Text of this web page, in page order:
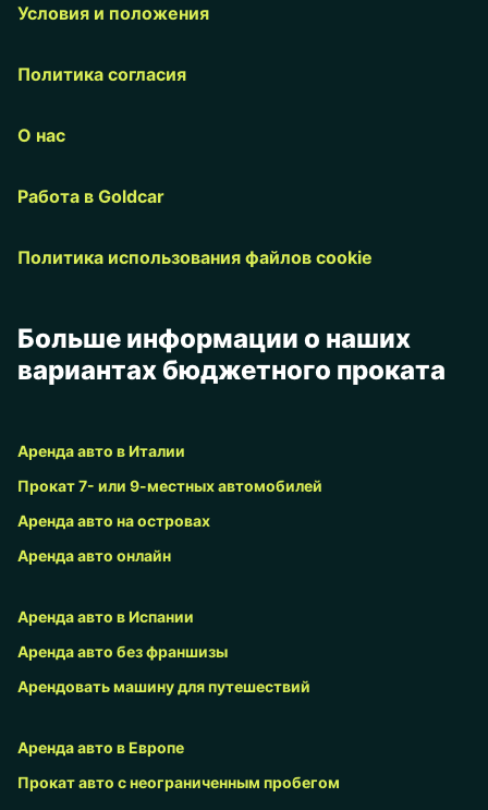
Условия и положения
Политика согласия
О нас
Работа в Goldcar
Политика использования файлов cookie
Больше информации о наших
вариантах бюджетного проката
Аренда авто в Италии
Прокат 7- или 9-местных автомобилей
Аренда авто на островах
Аренда авто онлайн
Аренда авто в Испании
Аренда авто без франшизы
Арендовать машину для путешествий
Аренда авто в Европе
Прокат авто с неограниченным пробегом